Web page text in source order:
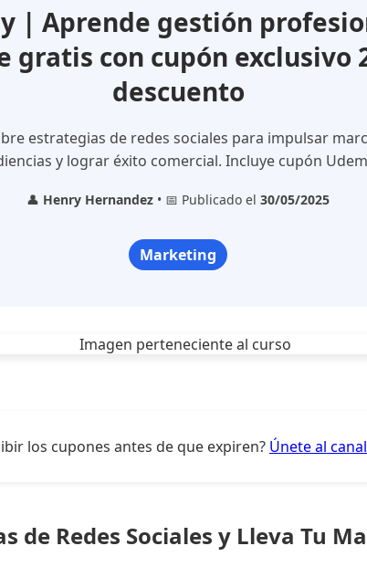
| Aprende gestión
gratis con cupón exclusivo
descuento
estrategias de redes sociales para impulsar
y lograr éxito comercial. Incluye cupón
👤 Henry Hernandez • 📅 Publicado el 30/05/2025
Marketing
los cupones antes de que expiren? Únete al
de Redes Sociales y Lleva Tu